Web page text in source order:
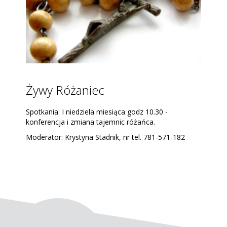
Ruchu Światło-Życie. Łączy on w sobie charyzmaty
tego ruchu z charyzmatem międzynarodowego
ruchu małżństw katolickich Equipes Notre-Dame
(END). Założycielem Domowego Kościoła był Sługa
Boży ks. Franciszek Blachnicki. W rozwoju
Domowego Kościoła ściśle współpracowała z